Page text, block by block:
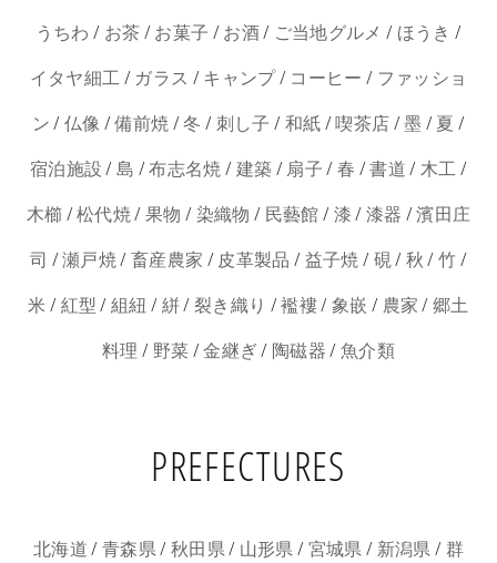
うちわ / お茶 / お菓子 / お酒/ ご当地グルメ / ほうき /
イタヤ細工 / ガラス / キャンプ/ コーヒー / ファッショ
ン / 仏像 /備前焼 /冬 / 刺し子 / 和紙 /喫茶店 /墨 / 夏 /
宿泊施設 /島 /布志名焼 / 建築 /扇子 / 春 /書道 / 木工 /
木櫛 /松代焼/果物 / 染織物 / 民藝館 / 漆 / 漆器 /濱田庄
司 /瀬戸焼/畜産農家 /皮革製品 / 益子焼 / 硯/ 秋 /竹 /
米 / 紅型 /組紐 / 絣/裂き織り /襤褸/ 象嵌 / 農家 /郷土
料理 / 野菜 /金継ぎ/ 陶磁器 /魚介類
PREFECTURES
北海道 / 青森県/ 秋田県/ 山形県 / 宮城県 / 新潟県 / 群